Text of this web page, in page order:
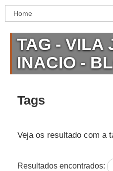
TAG - VILA
INACIO -
Tags
Veja os resultado com a
Resultados encontrados: